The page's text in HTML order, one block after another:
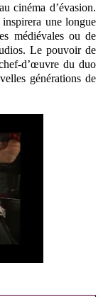
cinéma d’évasion.
inspirera une longue
médiévales ou de
Le pouvoir de
d’œuvre du duo
générations de